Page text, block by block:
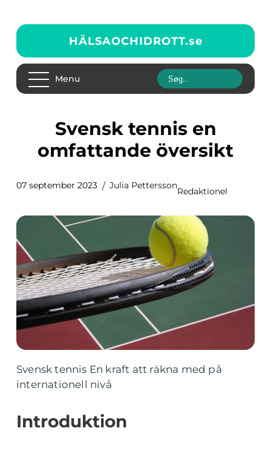
HÄLSAOCHIDROTT.se
Menu
Svensk tennis en
omfattande översikt
07 september 2023 Julia Pettersson
Redaktionel
Svensk tennis En kraft att räkna med på
internationell nivå
Introduktion